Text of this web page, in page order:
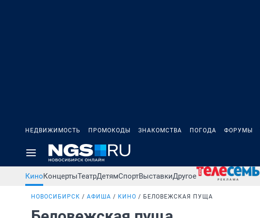
НЕДВИЖИМОСТЬ ПРОМОКОДЫ ЗНАКОМСТВА ПОГОДА ФОРУМЫ
КиноКонцертыТеатрДетямСпортВыставкиДругое
НОВОСИБИРСК АФИША КИНО БЕЛОВЕЖСКАЯ ПУЩА